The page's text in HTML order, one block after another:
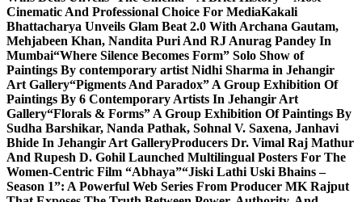
Cinematic And Professional Choice For MediaKakali
Bhattacharya Unveils Glam Beat 2.0 With Archana Gautam,
Mehjabeen Khan, Nandita Puri And RJ Anurag Pandey In
Mumbai“Where Silence Becomes Form” Solo Show of
Paintings By contemporary artist Nidhi Sharma in Jehangir
Art Gallery“Pigments And Paradox” A Group Exhibition Of
Paintings By 6 Contemporary Artists In Jehangir Art
Gallery“Florals & Forms” A Group Exhibition Of Paintings By
Sudha Barshikar, Nanda Pathak, Sohnal V. Saxena, Janhavi
Bhide In Jehangir Art GalleryProducers Dr. Vimal Raj Mathur
And Rupesh D. Gohil Launched Multilingual Posters For The
Women-Centric Film “Abhaya”“Jiski Lathi Uski Bhains –
Season 1”: A Powerful Web Series From Producer MK Rajput